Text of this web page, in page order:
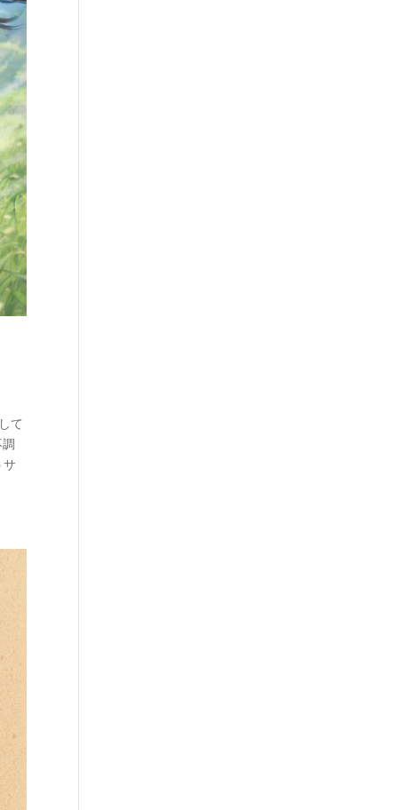
て
サ